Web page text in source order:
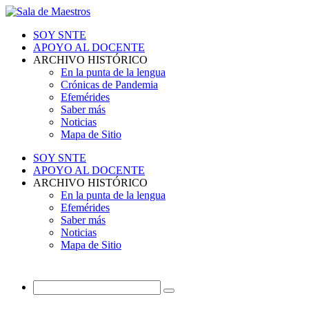
SOY SNTE
APOYO AL DOCENTE
ARCHIVO HISTÓRICO
En la punta de la lengua
Crónicas de Pandemia
Efemérides
Saber más
Noticias
Mapa de Sitio
SOY SNTE
APOYO AL DOCENTE
ARCHIVO HISTÓRICO
En la punta de la lengua
Efemérides
Saber más
Noticias
Mapa de Sitio